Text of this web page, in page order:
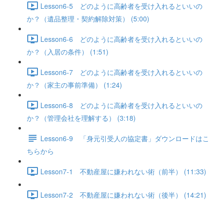
Lesson6-5 どのように高齢者を受け入れるといいの
か？（遺品整理・契約解除対策） (5:00)
Lesson6-6 どのように高齢者を受け入れるといいの
か？（入居の条件） (1:51)
Lesson6-7 どのように高齢者を受け入れるといいの
か？（家主の事前準備） (1:24)
Lesson6-8 どのように高齢者を受け入れるといいの
か？（管理会社を理解する） (3:18)
Lesson6-9 「身元引受人の協定書」ダウンロードはこ
ちらから
Lesson7-1 不動産屋に嫌われない術（前半） (11:33)
Lesson7-2 不動産屋に嫌われない術（後半） (14:21)